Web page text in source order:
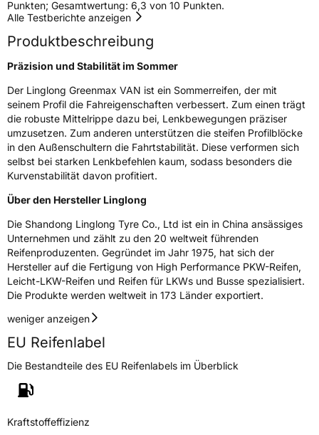
Rollgeräusch (dB)72
FahrzeugklasseC2
EisgripNein
EPREL ID432293
Allgemeine Produktsicherheit (GPSR)
30159 Hannover Deutschland,
Punkten; Gesamtwertung: 6,3 von 10 Punkten.
Alle Testberichte anzeigen
Produktbeschreibung
Präzision und Stabilität im Sommer
Der Linglong Greenmax VAN ist ein Sommerreifen, der mit
seinem Profil die Fahreigenschaften verbessert. Zum einen trägt
die robuste Mittelrippe dazu bei, Lenkbewegungen präziser
umzusetzen. Zum anderen unterstützen die steifen Profilblöcke
in den Außenschultern die Fahrtstabilität. Diese verformen sich
selbst bei starken Lenkbefehlen kaum, sodass besonders die
Kurvenstabilität davon profitiert.
Über den Hersteller Linglong
Die Shandong Linglong Tyre Co., Ltd ist ein in China ansässiges
Unternehmen und zählt zu den 20 weltweit führenden
Reifenproduzenten. Gegründet im Jahr 1975, hat sich der
Hersteller auf die Fertigung von High Performance PKW-Reifen,
Leicht-LKW-Reifen und Reifen für LKWs und Busse spezialisiert.
Die Produkte werden weltweit in 173 Länder exportiert.
weniger anzeigen
EU Reifenlabel
Die Bestandteile des EU Reifenlabels im Überblick
Kraftstoffeffizienz